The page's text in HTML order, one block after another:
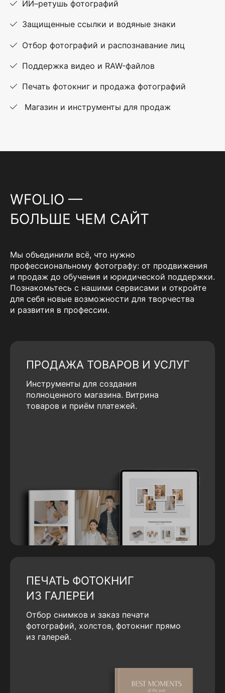
ИИ–ретушь фотографий
Защищенные ссылки и водяные знаки
Отбор фотографий и распознавание лиц
Поддержка видео и RAW-файлов
Печать фотокниг и продажа фотографий
Магазин и инструменты для продаж
WFOLIO —
БОЛЬШЕ ЧЕМ САЙТ
Мы объединили всё, что нужно
профессиональному фотографу: от продвижения
и продаж до обучения и юридической поддержки.
Познакомьтесь с нашими сервисами и откройте
для себя новые возможности для творчества
и развития в профессии.
ПРОДАЖА ТОВАРОВ И УСЛУГ
Инструменты для создания
полноценного магазина. Витрина
товаров и приём платежей.
ПЕЧАТЬ ФОТОКНИГ
ИЗ ГАЛЕРЕИ
Отбор снимков и заказ печати
фотографий, холстов, фотокниг прямо
из галерей.